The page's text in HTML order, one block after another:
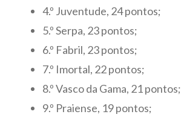
4.º Juventude, 24 pontos;
5.º Serpa, 23 pontos;
6.º Fabril, 23 pontos;
7.º Imortal, 22 pontos;
8.º Vasco da Gama, 21 pontos;
9.º Praiense, 19 pontos;